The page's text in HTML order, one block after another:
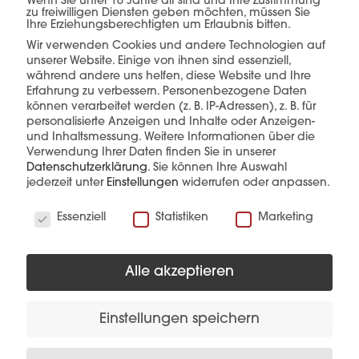
einer Hand.
mehr erfahren
Diese Produkte könnten Sie auch
zu freiwilligen Diensten geben möchten, müssen Sie
Ihre Erziehungsberechtigten um Erlaubnis bitten.
Wir verwenden Cookies und andere Technologien auf
unserer Website. Einige von ihnen sind essenziell,
während andere uns helfen, diese Website und Ihre
Erfahrung zu verbessern. Personenbezogene Daten
können verarbeitet werden (z. B. IP-Adressen), z. B. für
personalisierte Anzeigen und Inhalte oder Anzeigen-
und Inhaltsmessung. Weitere Informationen über die
Verwendung Ihrer Daten finden Sie in unserer
Datenschutzerklärung. Sie können Ihre Auswahl
jederzeit unter Einstellungen widerrufen oder anpassen.
Essenziell
Statistiken Marketing
Alle akzeptieren
Einstellungen speichern